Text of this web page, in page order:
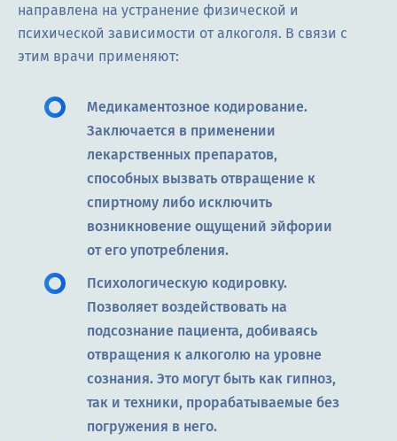
направлена на устранение физической и
психической зависимости от алкоголя. В связи с
этим врачи применяют:
Медикаментозное кодирование.
Заключается в применении
лекарственных препаратов,
способных вызвать отвращение к
спиртному либо исключить
возникновение ощущений эйфории
от его употребления.
Психологическую кодировку.
Позволяет воздействовать на
подсознание пациента, добиваясь
отвращения к алкоголю на уровне
сознания. Это могут быть как гипноз,
так и техники, прорабатываемые без
погружения в него.